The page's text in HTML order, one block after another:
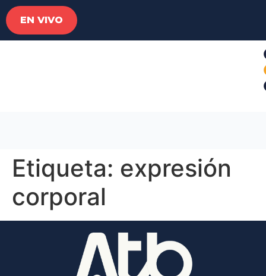
EN VIVO
Etiqueta: expresión
corporal